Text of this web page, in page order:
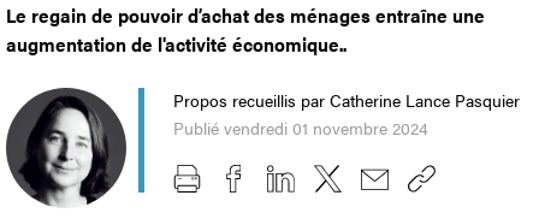
Le regain de pouvoir d’achat des ménages entraîne une
augmentation de l'activité économique..
Propos recueillis par Catherine Lance Pasquier
Publié vendredi 01 novembre 2024